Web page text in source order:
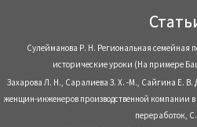
Сулейманова Р. Н. Региональная семейная
исторические уроки (На примере
Захарова Л. Н., Саралиева З. Х. -М., Сайгина Е.
женщин-инженеров производственной компании
переработок, С.